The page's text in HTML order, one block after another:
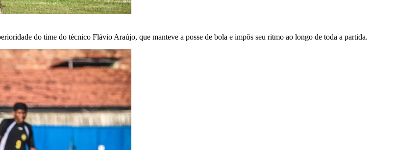
do time do técnico Flávio Araújo, que manteve a posse de bola e impôs seu ritmo ao longo de toda a partida.